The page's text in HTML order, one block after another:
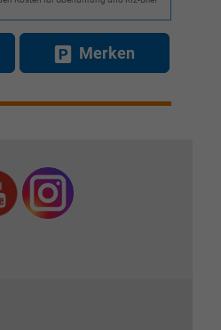
Merken